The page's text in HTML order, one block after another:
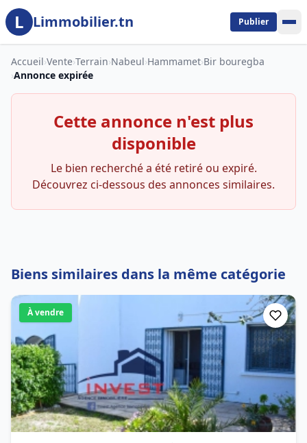
Aller au contenu principal
L Limmobilier.tn Publier
Accueil›Vente›Terrain›Nabeul›Hammamet›Bir bouregba
›Annonce expirée
Cette annonce n'est plus
disponible
Le bien recherché a été retiré ou expiré.
Découvrez ci-dessous des annonces similaires.
Biens similaires dans la même catégorie
À vendre